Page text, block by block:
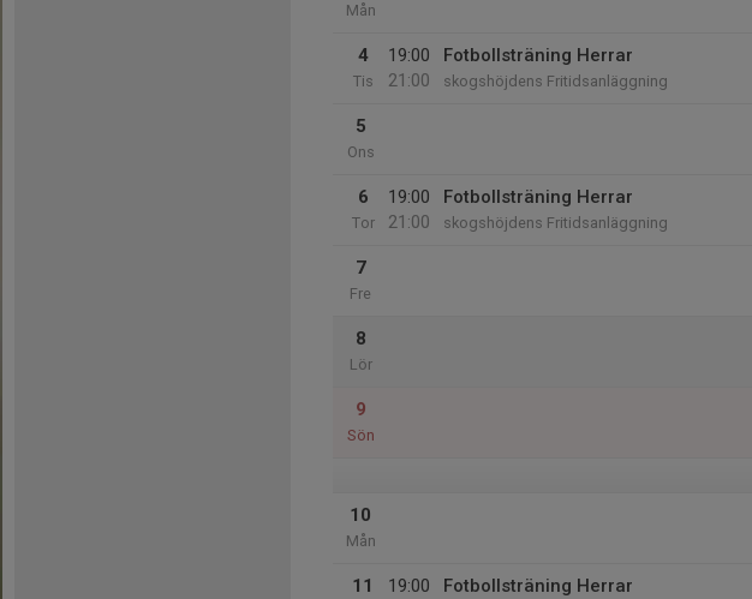
Mån
4
Tis
19:00
21:00
Fotbollsträning Herrar
skogshöjdens Fritidsanläggning
5
Ons
6
Tor
19:00
21:00
Fotbollsträning Herrar
skogshöjdens Fritidsanläggning
7
Fre
8
Lör
9
Sön
10
Mån
11
19:00
Fotbollsträning Herrar